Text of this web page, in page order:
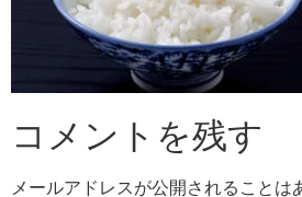
コメントを残す
メールアドレスが公開されることは